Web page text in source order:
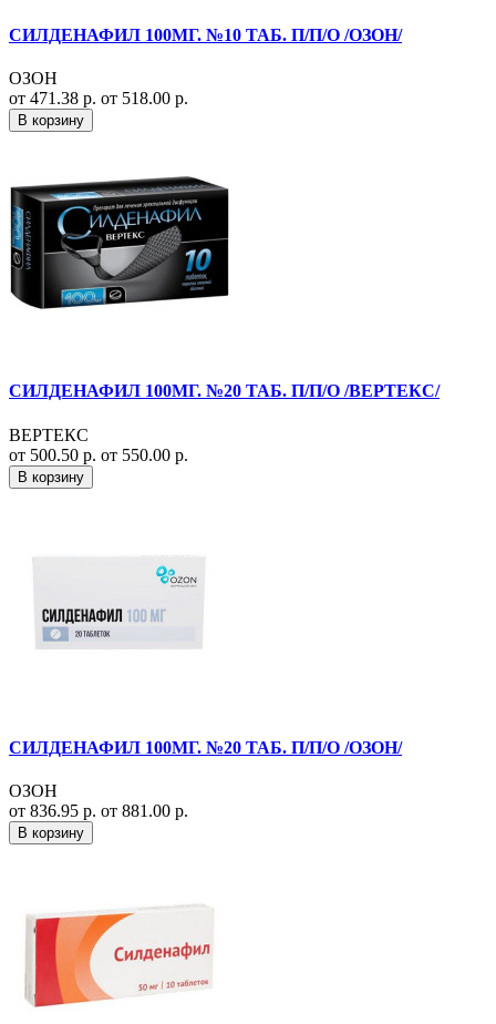
СИЛДЕНАФИЛ 100МГ. №10 ТАБ. П/П/О /ОЗОН/
ОЗОН
от 471.38 р. от 518.00 р.
В корзину
СИЛДЕНАФИЛ 100МГ. №20 ТАБ. П/П/О /ВЕРТЕКС/
ВЕРТЕКС
от 500.50 р. от 550.00 р.
В корзину
СИЛДЕНАФИЛ 100МГ. №20 ТАБ. П/П/О /ОЗОН/
ОЗОН
от 836.95 р. от 881.00 р.
В корзину